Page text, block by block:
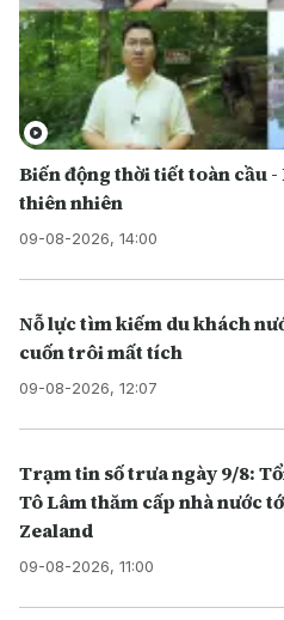
Biến động thời tiết toàn cầu
thiên nhiên
09-08-2026, 14:00
Nỗ lực tìm kiếm du khách
cuốn trôi mất tích
09-08-2026, 12:07
Trạm tin số trưa ngày 9/8:
Tô Lâm thăm cấp nhà nước
Zealand
09-08-2026, 11:00